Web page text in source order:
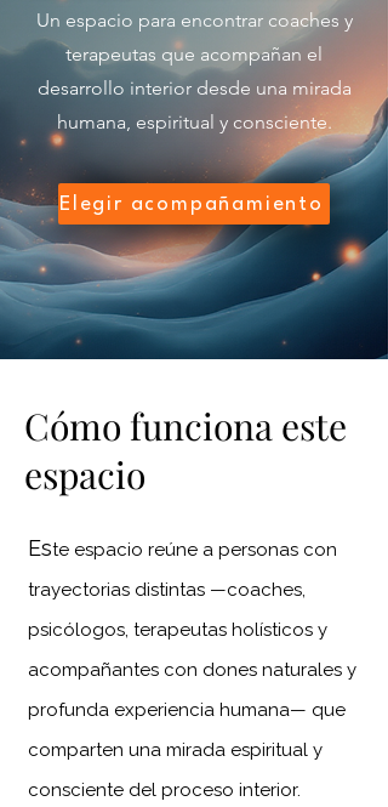
Un espacio para encontrar coaches y
terapeutas que acompañan el
desarrollo interior desde una mirada
humana, espiritual y consciente.
Elegir acompañamiento
Cómo funciona este
espacio
Este espacio reúne a personas con
trayectorias distintas —coaches,
psicólogos, terapeutas holísticos y
acompañantes con dones naturales y
profunda experiencia humana— que
comparten una mirada espiritual y
consciente del proceso interior.